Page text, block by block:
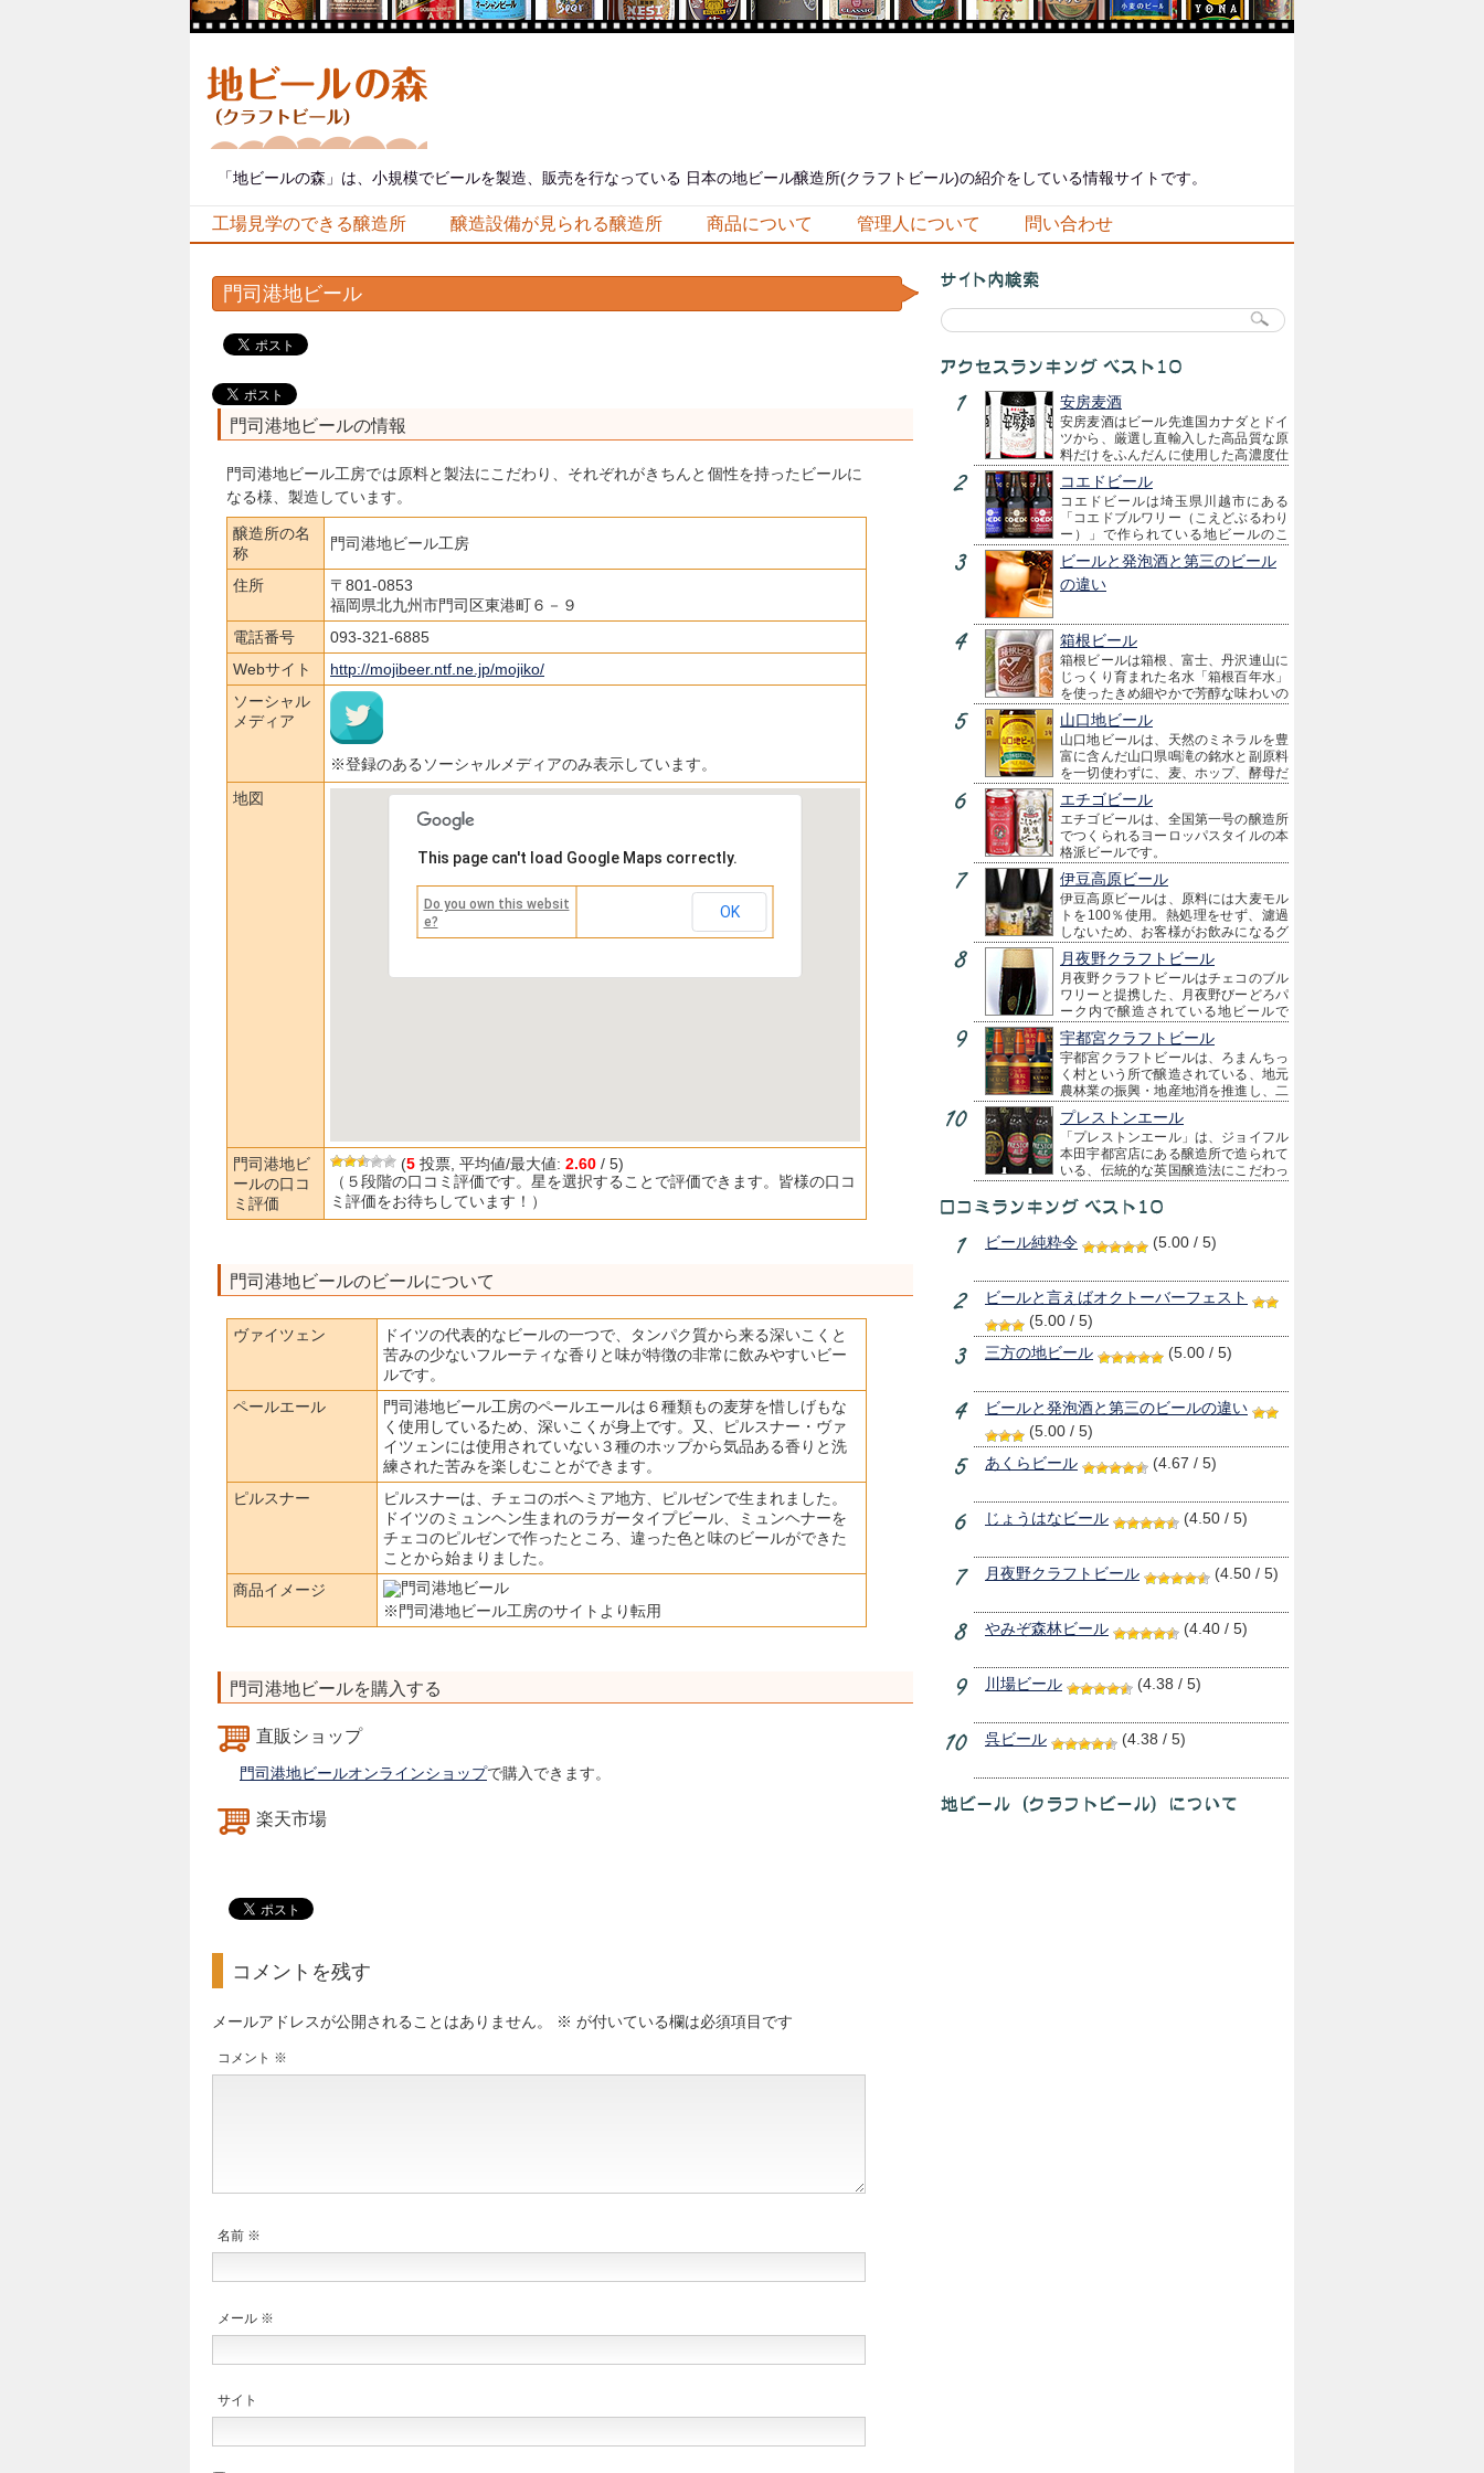
「地ビールの森」は、小規模でビールを製造、販売を行なっている 日本の地ビール醸造所(クラフトビール)の紹介をしている情報サイトです。
工場見学のできる醸造所 醸造設備が見られる醸造所 商品について 管理人について 問い合わせ
門司港地ビール
門司港地ビールの情報
門司港地ビール工房では原料と製法にこだわり、それぞれがきちんと個性を持ったビールに
なる様、製造しています。
醸造所の名
称
門司港地ビール工房
住所
〒801-0853
福岡県北九州市門司区東港町６－９
電話番号
093-321-6885
Webサイト
http://mojibeer.ntf.ne.jp/mojiko/
ソーシャル
メディア
※登録のあるソーシャルメディアのみ表示しています。
地図
This page can't load Google Maps correctly.
Do you own this websit
e?
OK
門司港地ビ
ールの口コ
ミ評価
(5 投票, 平均値/最大値: 2.60 / 5)
（５段階の口コミ評価です。星を選択することで評価できます。皆様の口コ
ミ評価をお待ちしています！）
門司港地ビールのビールについて
ヴァイツェン
ドイツの代表的なビールの一つで、タンパク質から来る深いこくと
苦みの少ないフルーティな香りと味が特徴の非常に飲みやすいビー
ルです。
ペールエール
門司港地ビール工房のペールエールは６種類もの麦芽を惜しげもな
く使用しているため、深いこくが身上です。又、ピルスナー・ヴァ
イツェンには使用されていない３種のホップから気品ある香りと洗
練された苦みを楽しむことができます。
ピルスナー
ピルスナーは、チェコのボヘミア地方、ピルゼンで生まれました。
ドイツのミュンヘン生まれのラガータイプビール、ミュンヘナーを
チェコのピルゼンで作ったところ、違った色と味のビールができた
ことから始まりました。
商品イメージ
※門司港地ビール工房のサイトより転用
門司港地ビールを購入する
直販ショップ
門司港地ビールオンラインショップで購入できます。
楽天市場
コメントを残す
メールアドレスが公開されることはありません。 ※ が付いている欄は必須項目です
コメント ※
名前 ※
メール ※
サイト
安房麦酒
安房麦酒はビール先進国カナダとドイ
ツから、厳選し直輸入した高品質な原
料だけをふんだんに使用した高濃度仕
込みの贅沢なビールです。
良質の有機栽培モルトから抽出された高濃度の麦
汁に、香り高いホップとそれぞれのテイストに合
わせて選び抜かれた酵母をいれて、最新の設備で
細心の注意をはらって丁寧に丁寧に愛情を込めて
仕込みました。
コエドビール
コエドビールは埼玉県川越市にある
「コエドブルワリー（こえどぶるわり
ー）」で作られている地ビールのこ
と。
コエドとは小江戸のことで、川越が江戸時代に江
戸の台所として栄えていたため、「江戸のように
栄えた町」「江戸時代を感じさせる町」の意味を
こめて小江戸と呼ばれています。
ビールと発泡酒と第三のビール
の違い
箱根ビール
箱根ビールは箱根、富士、丹沢連山に
じっくり育まれた名水「箱根百年水」
を使ったきめ細やかで芳醇な味わいの
地ビールです。
山口地ビール
山口地ビールは、天然のミネラルを豊
富に含んだ山口県鳴滝の銘水と副原料
を一切使わずに、麦、ホップ、酵母だ
けで作られた地ビールです。
酵母の生きている新鮮さ、独特のまろやかさ、コ
クと深みのある作りたての味が特徴です。
エチゴビール
エチゴビールは、全国第一号の醸造所
でつくられるヨーロッパスタイルの本
格派ビールです。
瓶ビールの他に缶ビールのラインナップも充実し
ていて、全国どこでも比較手に入りやすいのも特
徴です。
伊豆高原ビール
伊豆高原ビールは、原料には大麦モル
トを100％使用。熱処理をせず、濾過
しないため、お客様がお飲みになるグ
ラスやボトルには生きた酵母が何千何万とそのま
ま入っています。
これは、醸造開始からお客様の喉を通過するまで
わずか3～4週間という製造直売だからできること
です。
月夜野クラフトビール
月夜野クラフトビールはチェコのブル
ワリーと提携した、月夜野びーどろパ
ーク内で醸造されている地ビールで
す。
宇都宮クラフトビール
宇都宮クラフトビールは、ろまんちっ
く村という所で醸造されている、地元
農林業の振興・地産地消を推進し、二
条大麦（ビール麦）の産地栃木県宇都宮産の麦芽
を使用した地ビールです。
地元の方々に支持していただける味づくりを目標
とし、栃木に根付いたブルワリーを目指します。
プレストンエール
「プレストンエール」は、ジョイフル
本田宇都宮店にある醸造所で造られて
いる、伝統的な英国醸造法にこだわっ
ビール純粋令 (5.00 / 5)
ビールと言えばオクトーバーフェスト
(5.00 / 5)
三方の地ビール
(5.00 / 5)
ビールと発泡酒と第三のビールの違い
(5.00 / 5)
あくらビール
(4.67 / 5)
じょうはなビール (4.50 / 5)
月夜野クラフトビール (4.50 / 5)
やみぞ森林ビール (4.40 / 5)
川場ビール (4.38 / 5)
呉ビール (4.38 / 5)